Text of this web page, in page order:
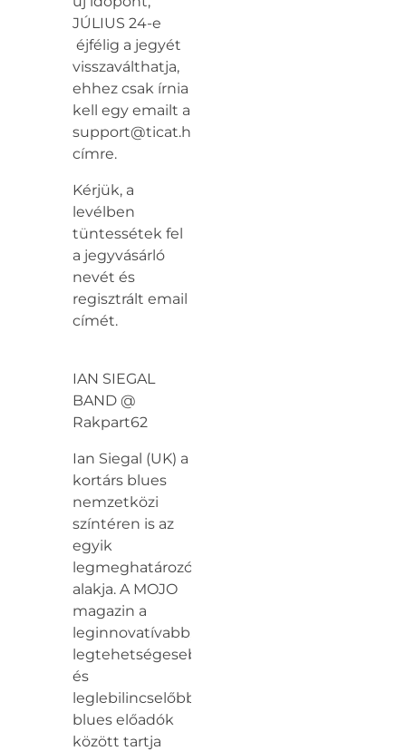
JÚLIUS 24-e
éjfélig a jegyét
visszaválthatja,
ehhez csak írnia
kell egy emailt a
support@ticat.hu
címre.
Kérjük, a
levélben
tüntessétek fel
a jegyvásárló
nevét és
regisztrált email
címét.
IAN SIEGAL
BAND @
Rakpart62
Ian Siegal (UK) a
kortárs blues
nemzetközi
színtéren is az
egyik
legmeghatározóbb
alakja. A MOJO
magazin a
leginnovatívabb,
legtehetségesebb
és
leglebilincselőbb
blues előadók
között tartja